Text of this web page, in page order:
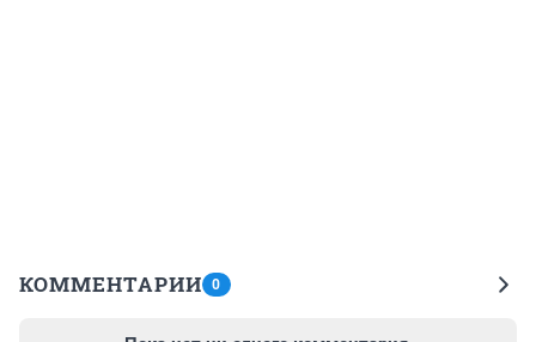
КОММЕНТАРИИ 0